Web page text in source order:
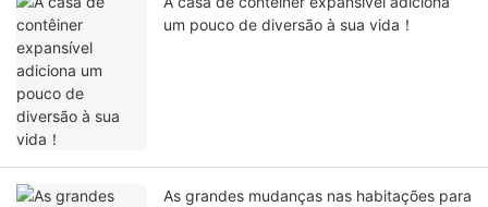
um pouco de diversão à sua vida！
As grandes mudanças nas habitações para